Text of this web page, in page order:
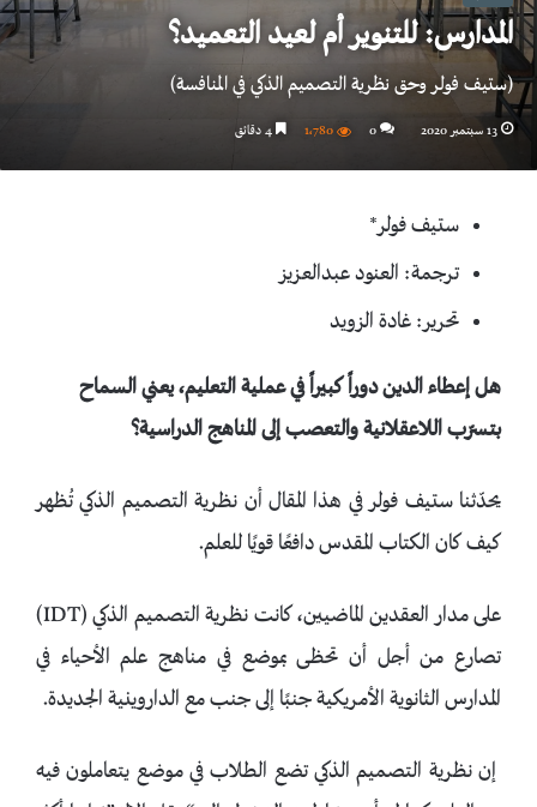
المدارس: للتنوير أم لعيد التعميد؟
(ستيف فولر وحق نظرية التصميم الذكي في المنافسة)
13 سبتمبر 2020 0 1٬780
ستيف فولر*
ترجمة: العنود عبدالعزيز
تحرير: غادة الزويد
هل إعطاء الدين دوراً كبيراً في عملية التعليم، يعني السماح
بتسرّب اللاعقلانية والتعصب إلى المناهج الدراسية؟
يحدّثنا ستيف فولر في هذا المقال أن نظرية التصميم الذكي تُظهر
كيف كان الكتاب المقدس دافعًا قويًا للعلم.
على مدار العقدين الماضيين، كانت نظرية التصميم الذكي (IDT)
تصارع من أجل أن تحظى بموضع في مناهج علم الأحياء في
المدارس الثانوية الأمريكية جنبًا إلى جنب مع الداروينية الجديدة.
إن نظرية التصميم الذكي تضع الطلاب في موضع يتعاملون فيه